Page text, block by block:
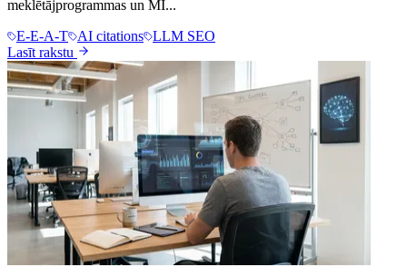
meklētājprogrammas un MI...
E-E-A-T
AI citations LLM SEO
Lasīt rakstu